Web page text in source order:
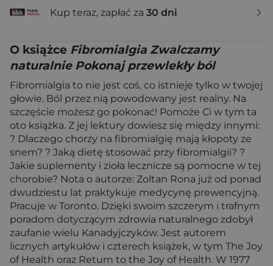
Kup teraz, zapłać za 30 dni
O książce Fibromialgia Zwalczamy
naturalnie Pokonaj przewlekły ból
Fibromialgia to nie jest coś, co istnieje tylko w twojej
głowie. Ból przez nią powodowany jest realny. Na
szczęście możesz go pokonać! Pomoże Ci w tym ta
oto książka. Z jej lektury dowiesz się między innymi:
? Dlaczego chorzy na fibromialgię mają kłopoty ze
snem? ? Jaką dietę stosować przy fibromialgii? ?
Jakie suplementy i zioła lecznicze są pomocne w tej
chorobie? Nota o autorze: Zoltan Rona już od ponad
dwudziestu lat praktykuje medycynę prewencyjną.
Pracuje w Toronto. Dzięki swoim szczerym i trafnym
poradom dotyczącym zdrowia naturalnego zdobył
zaufanie wielu Kanadyjczyków. Jest autorem
licznych artykułów i czterech książek, w tym The Joy
of Health oraz Return to the Joy of Health. W 1977